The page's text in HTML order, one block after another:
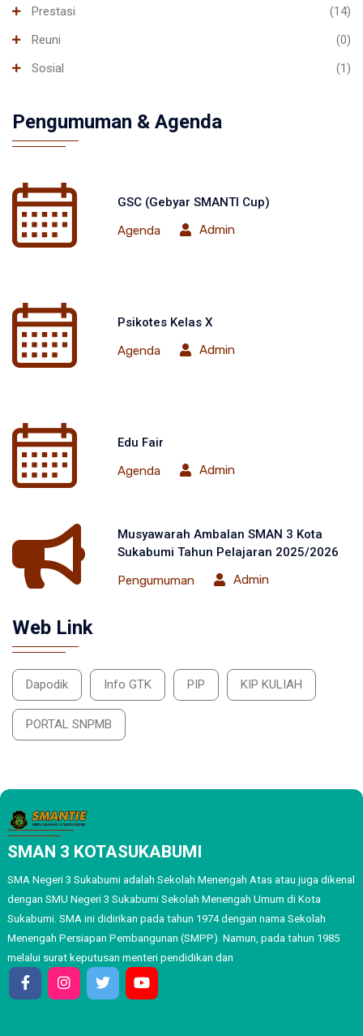
Prestasi
(14)
Reuni
(0)
Sosial
(1)
Pengumuman & Agenda
GSC (Gebyar SMANTI Cup)
Agenda
Admin
Psikotes Kelas X
Agenda
Admin
Edu Fair
Agenda
Admin
Musyawarah Ambalan SMAN 3 Kota
Sukabumi Tahun Pelajaran 2025/2026
Pengumuman
Admin
Web Link
Dapodik Info GTK PIP KIP KULIAH
PORTAL SNPMB
SMAN 3 KOTASUKABUMI
SMA Negeri 3 Sukabumi adalah Sekolah Menengah Atas atau juga dikenal
dengan SMU Negeri 3 Sukabumi Sekolah Menengah Umum di Kota
Sukabumi. SMA ini didirikan pada tahun 1974 dengan nama Sekolah
Menengah Persiapan Pembangunan (SMPP). Namun, pada tahun 1985
melalui surat keputusan menteri pendidikan dan